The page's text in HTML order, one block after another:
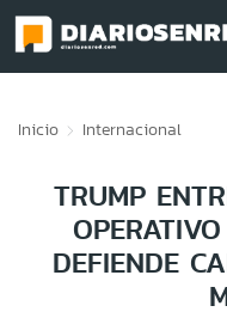
Inicio Internacional
TRUMP
DEFIENDE